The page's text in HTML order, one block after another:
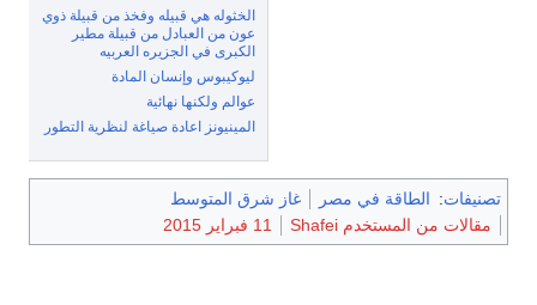
الخثوله هي قبيله وفخذ من قبيلة ذوي
عون من العبادل من قبيلة مطير
الكبرى في الجزيره العربيه
ليوكيبوس وإنسان المادة
عوالم ولكنها نهائية
المينيونز اعادة صياغة لنظرية التطور
تصنيفات: الطاقة في مصر
غاز شرق المتوسط
مقالات من المستخدم Shafei
11 فبراير 2015